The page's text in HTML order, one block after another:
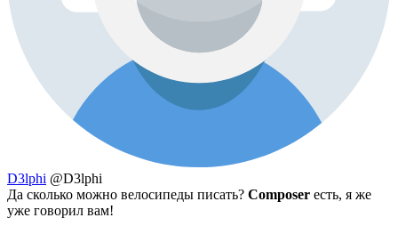
D3lphi @D3lphi
Да сколько можно велосипеды писать? Composer есть, я же
уже говорил вам!